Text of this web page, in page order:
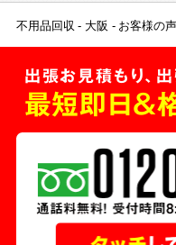
不用品回収 大阪 お客様の声
出張お見積もり、
最短即日＆